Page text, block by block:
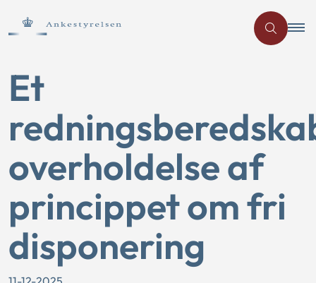
Et
overholdelse af
princippet om fri
disponering